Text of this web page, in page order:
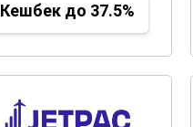
Кешбек до 37.5%